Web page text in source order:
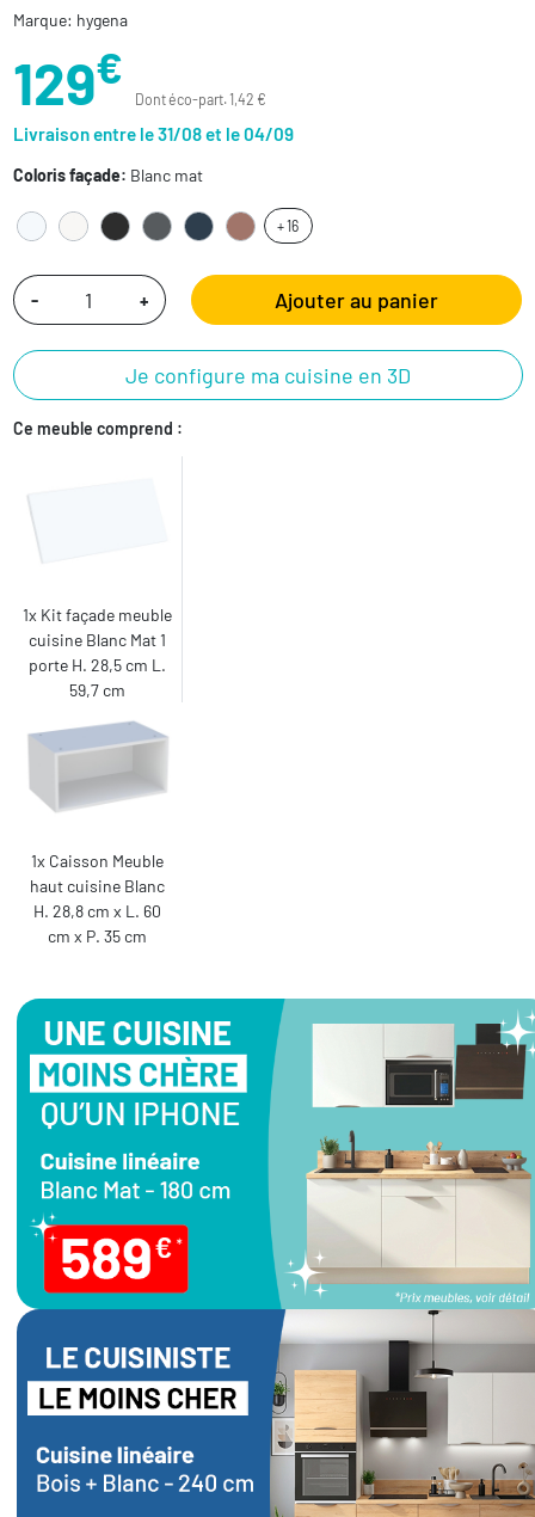
Marque: hygena
129€
Dont éco-part. 1,42 €
Livraison entre le 31/08 et le 04/09
Coloris façade: Blanc mat
+ 16
- + Ajouter au panier
Je configure ma cuisine en 3D
Ce meuble comprend :
1x Kit façade meuble
cuisine Blanc Mat 1
porte H. 28,5 cm L.
59,7 cm
1x Caisson Meuble
haut cuisine Blanc
H. 28,8 cm x L. 60
cm x P. 35 cm